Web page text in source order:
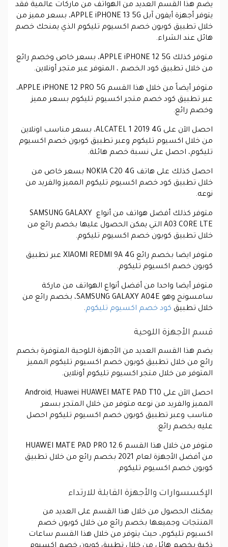
يضم هذا القسم العديد من الهواتف من ماركات عالمية فقد
يتوفر أجهزة أيفون آبل APPLE iPHONE 13 5G، بسعر مميز من
خلال تطبيق كوبون خصم اكسيوم تليكوم الذي يمنحك خصم
هائل عند الشراء.
متوفر كذلك APPLE iPHONE 12 5G، بسعر خاص وخصم رائع
من خلال تطبيق كود الخصم ، المتوفر عبر متجر أونلاين.
متوفر أيضاً من خلال هذا القسم APPLE iPHONE 12 PRO 5G،
عبر تطبيق كود خصم متجر اكسيوم تليكوم بسعر مميز
وخصم رائع.
احصل الآن على ALCATEL 1 2019 4G، بسعر مناسب اونلاين
من خلال اكسيوم تليكوم وعبر تطبيق كوبون خصم اكسيوم
تليكوم‏، احصل على نسبة خصم هائلة.
احصل كذلك على هاتف NOKIA C20 4G بسعر خاص من
خلال تطبيق كود خصم اكسيوم تليكوم‏ المميز والفريد من
نوعه.
متوفر كذلك أفضل هواتف من أنواع SAMSUNG GALAXY
A03 CORE LTE التي يمكن الحصول عليها بخصم رائع من
خلال تطبيق كوبون خصم اكسيوم تليكوم.
متوفر ايضا بخصم رائع XIAOMI REDMI 9A 4G عبر تطبيق
كوبون خصم اكسيوم تليكوم.
متوفر أيضا واحدا من أفضل أنواع الهواتف من ماركة
سامسونج وهو SAMSUNG GALAXY A04E، بخصم رائع من
خلال تطبيق كود خصم اكسيوم تليكوم.
قسم الأجهزة اللوحية
يضم هذا القسم العديد من الأجهزة اللوحية المتوفرة بخصم
رائع من خلال تطبيق كوبون خصم اكسيوم تليكوم المميز
المتوفر من خلال متجر اكسيوم تليكوم أونلاين.
احصل الآن على Android, Huawei HUAWEI MATE PAD T10
المميز والفريد من نوعه متوفر من خلال المتجر بسعر
مناسب وعبر تطبيق كوبون خصم اكسيوم تليكوم احصل
عليه بخصم رائع.
متوفر من خلال هذا القسم HUAWEI MATE PAD PRO 12.6
من أفضل الأجهزة لعام 2021 بخصم رائع من خلال تطبيق
كوبون خصم اكسيوم تليكوم.
الإكسسوارات والأجهزة القابلة للارتداء
يمكنك الحصول من خلال هذا القسم على العديد من
المنتجات وجميعها بخصم رائع من خلال كوبون خصم
اكسيوم تليكوم، حيث يتوفر من خلال هذا القسم ساعات